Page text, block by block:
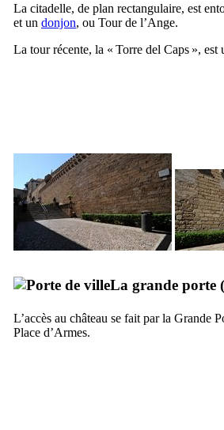
La citadelle, de plan rectangulaire, est
et un donjon, ou Tour de l’Ange.
La tour récente, la « Torre del Caps », est
La grande porte (
L’accès au château se fait par la Grande
Place d’Armes.